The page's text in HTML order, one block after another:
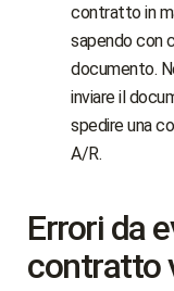
contratto in
sapendo con
documento.
inviare il
spedire una
A/R.
Errori da
contratto